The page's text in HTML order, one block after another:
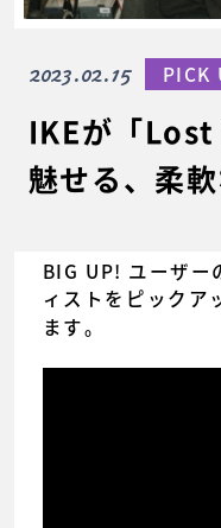
IKEが「
魅せる、柔
2023.02.15 PICK
BIG UP! ユーザー
ィストをピックア
ます。